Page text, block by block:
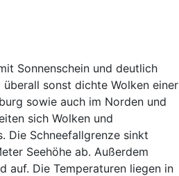
Sonnenschein und deutlich
sonst dichte Wolken einer
sowie auch im Norden und
sich Wolken und
Die Schneefallgrenze sinkt
Seehöhe ab. Außerdem
auf. Die Temperaturen liegen in